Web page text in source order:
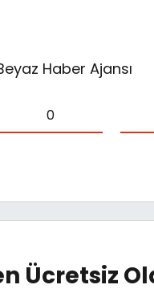
Haber Ajansı
0
Ücretsiz